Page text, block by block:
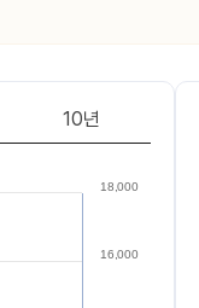
10년
16,000
18,000Values